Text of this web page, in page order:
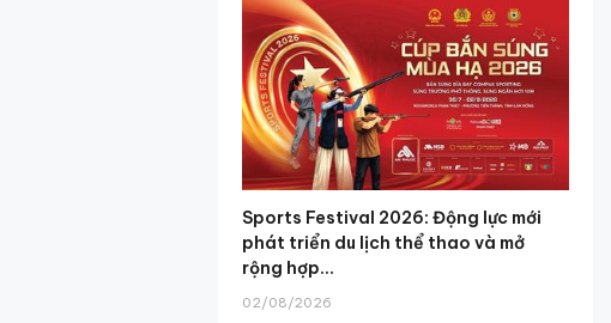
Sports Festival 2026: Động lực mới
phát triển du lịch thể thao và mở
rộng hợp...
02/08/2026